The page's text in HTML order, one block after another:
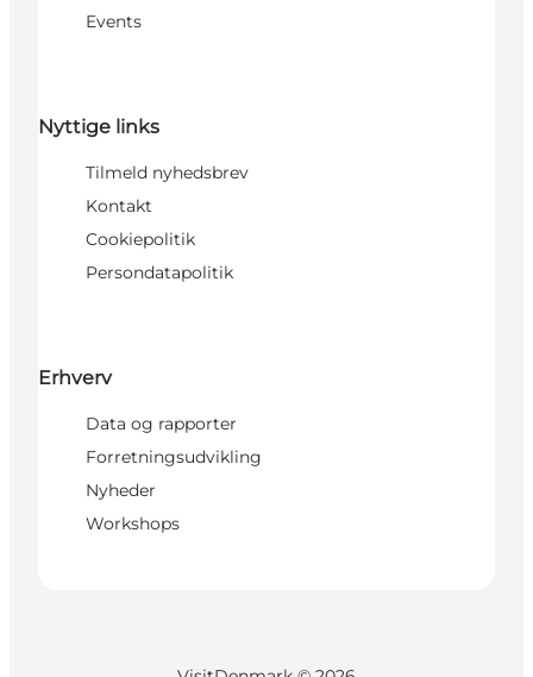
Events
Nyttige links
Tilmeld nyhedsbrev
Kontakt
Cookiepolitik
Persondatapolitik
Erhverv
Data og rapporter
Forretningsudvikling
Nyheder
Workshops